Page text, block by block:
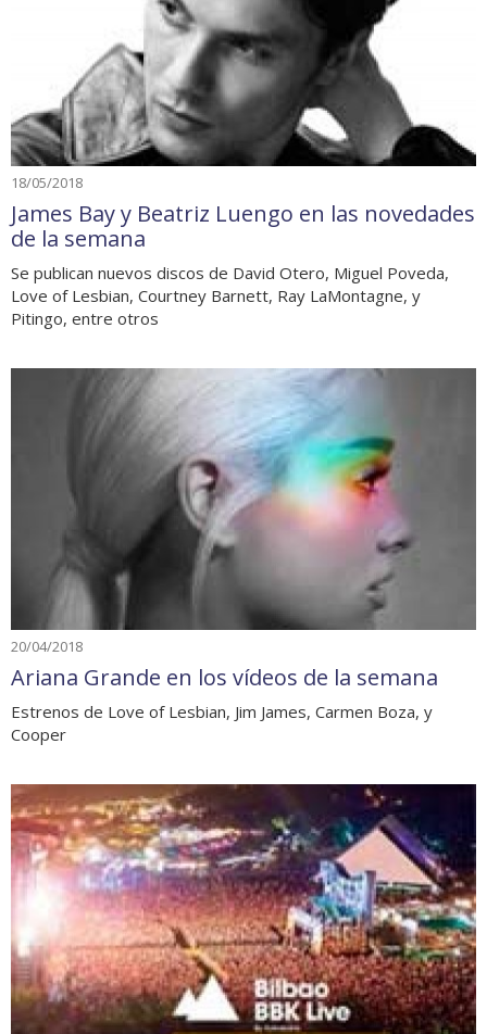
18/05/2018
James Bay y Beatriz Luengo en las novedades
de la semana
Se publican nuevos discos de David Otero, Miguel Poveda,
Love of Lesbian, Courtney Barnett, Ray LaMontagne, y
Pitingo, entre otros
20/04/2018
Ariana Grande en los vídeos de la semana
Estrenos de Love of Lesbian, Jim James, Carmen Boza, y
Cooper